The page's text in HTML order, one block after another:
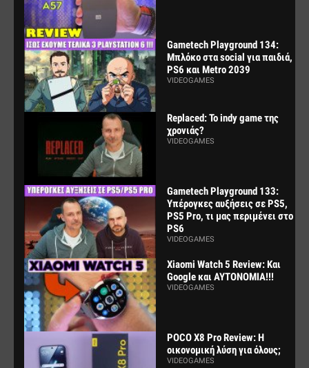
Gametech Playground 134:
Μπλόκο στα social για παιδιά,
PS6 και Metro 2039
VIDEOGAMES
Replaced: Το indy game της
χρονιάς?
VIDEOGAMES
Gametech Playground 133:
Υπέρογκες αυξήσεις σε PS5,
PS5 Pro, τι μας περιμένει στο
PS6
VIDEOGAMES
Xiaomi Watch 5 Review: Και
Google και ΑΥΤΟΝΟΜΙΑ!!!
VIDEOGAMES
POCO X8 Pro Review: Η
οικονομική λύση για όλους;
VIDEOGAMES